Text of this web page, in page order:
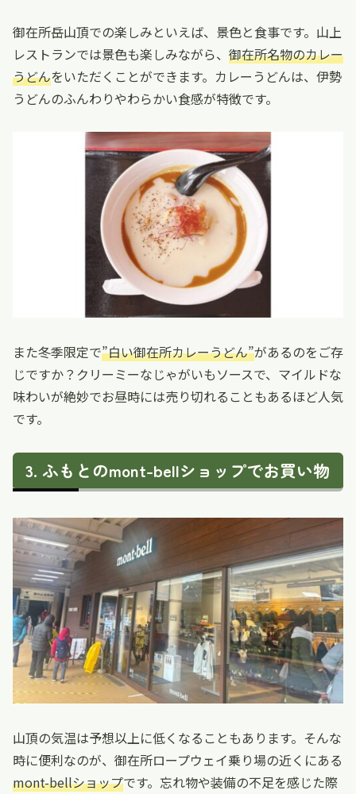
御在所岳山頂での楽しみといえば、景色と食事です。山上
レストランでは景色も楽しみながら、 御在所名物のカレー
うどんをいただくことができます。カレーうどんは、伊勢
うどんのふんわりやわらかい食感が特徴です。
また冬季限定で”白い御在所カレーうどん”があるのをご存
じですか？クリーミーなじゃがいもソースで、マイルドな
味わいが絶妙でお昼時には売り切れることもあるほど人気
です。
ふもとのmont-bellショップでお買い物
山頂の気温は予想以上に低くなることもあります。そんな
時に便利なのが、御在所ロープウェイ乗り場の近くにある
mont-bellショップです。忘れ物や装備の不足を感じた際